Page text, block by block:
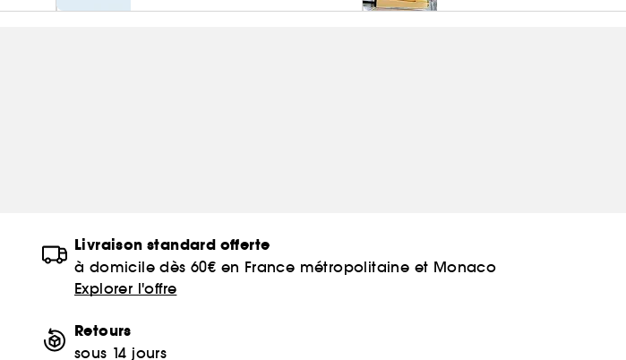
Livraison standard offerte
à domicile dès 60€ en France métropolitaine et Monaco
Explorer l'offre
Retours
sous 14 jours